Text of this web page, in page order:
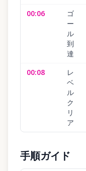
00:06
ゴ
ー
ル
到
達
00:08
レ
ベ
ル
ク
リ
ア
手順ガイド